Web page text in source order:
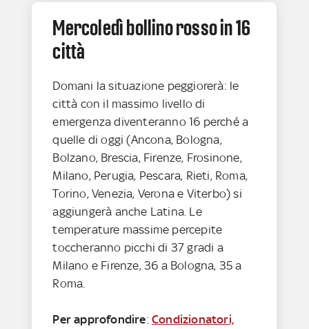
Mercoledì bollino rosso in 16
città
Domani la situazione peggiorerà: le
città con il massimo livello di
emergenza diventeranno 16 perché a
quelle di oggi (Ancona, Bologna,
Bolzano, Brescia, Firenze, Frosinone,
Milano, Perugia, Pescara, Rieti, Roma,
Torino, Venezia, Verona e Viterbo) si
aggiungerà anche Latina. Le
temperature massime percepite
toccheranno picchi di 37 gradi a
Milano e Firenze, 36 a Bologna, 35 a
Roma.
Per approfondire:Condizionatori,